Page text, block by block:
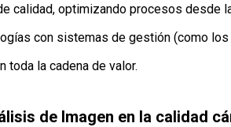
calidad, optimizando procesos desde
con sistemas de gestión (como
toda la cadena de valor.
de Imagen en la calidad